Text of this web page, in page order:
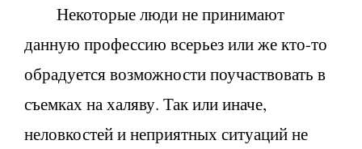
Некоторые люди не принимают
данную профессию всерьез или же кто-то
обрадуется возможности поучаствовать в
съемках на халяву. Так или иначе,
неловкостей и неприятных ситуаций не